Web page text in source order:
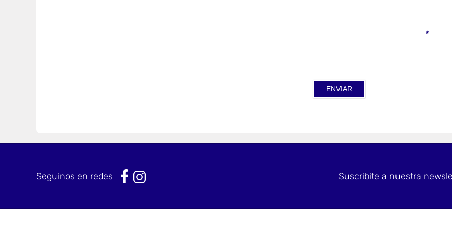
*
Seguinos en redes Suscribite a nuestra